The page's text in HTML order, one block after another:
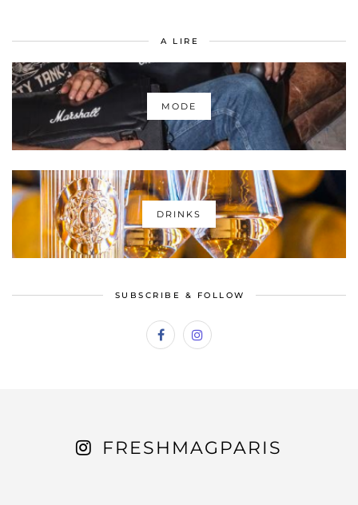
A LIRE
MODE
DRINKS
SUBSCRIBE & FOLLOW
FRESHMAGPARIS